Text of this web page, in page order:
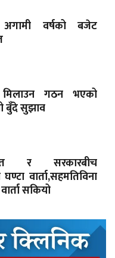
वर्षको बजेट
गठन भएको
बुँदे सुझाव
र सरकारबीच
वार्ता,सहमतिविना
सकियो